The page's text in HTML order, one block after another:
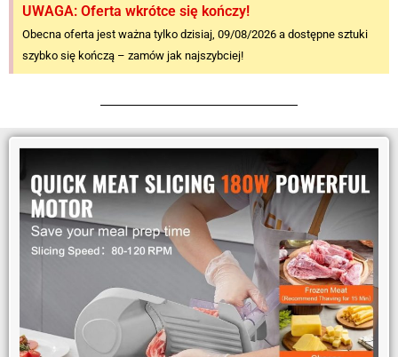
UWAGA: Oferta wkrótce się kończy!
Obecna oferta jest ważna tylko dzisiaj, 09/08/2026 a dostępne sztuki
szybko się kończą – zamów jak najszybciej!